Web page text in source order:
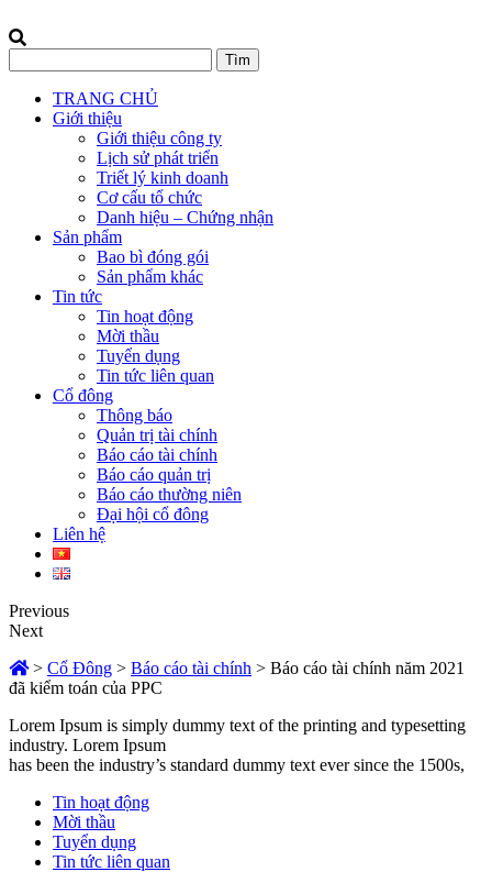
TRANG CHỦ
Giới thiệu
Giới thiệu công ty
Lịch sử phát triển
Triết lý kinh doanh
Cơ cấu tổ chức
Danh hiệu – Chứng nhận
Sản phẩm
Bao bì đóng gói
Sản phẩm khác
Tin tức
Tin hoạt động
Mời thầu
Tuyển dụng
Tin tức liên quan
Cổ đông
Thông báo
Quản trị tài chính
Báo cáo tài chính
Báo cáo quản trị
Báo cáo thường niên
Đại hội cổ đông
Liên hệ
Previous
Next
> Cổ Đông > Báo cáo tài chính > Báo cáo tài chính năm 2021
đã kiểm toán của PPC
Lorem Ipsum is simply dummy text of the printing and typesetting
industry. Lorem Ipsum
has been the industry’s standard dummy text ever since the 1500s,
Tin hoạt động
Mời thầu
Tuyển dụng
Tin tức liên quan